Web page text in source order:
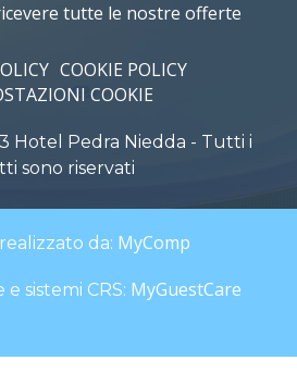
tutte le nostre offerte
COOKIE POLICY
COOKIE
Hotel Pedra Niedda - Tutti i
sono riservati
da: MyComp
sistemi CRS: MyGuestCare